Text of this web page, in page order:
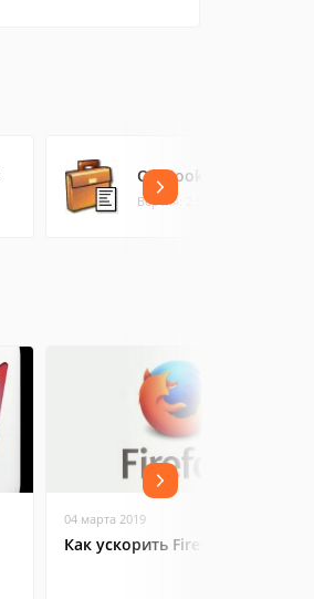
OrgBook
Версия: 2.5.3 (0.45 МБ)
04 марта 2019
Как ускорить Firefox